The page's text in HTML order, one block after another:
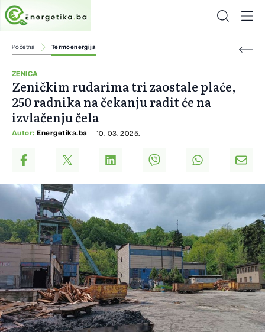
Početna Termoenergija
ZENICA
Zeničkim rudarima tri zaostale plaće,
250 radnika na čekanju radit će na
izvlačenju čela
Autor: Energetika.ba 10. 03. 2025.